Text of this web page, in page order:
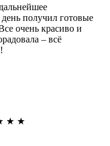
получил готовые
очень красиво и
– всё
★ ★